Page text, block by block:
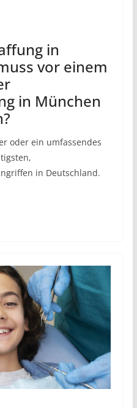
in
vor einem
in München
oder ein umfassendes
in Deutschland.